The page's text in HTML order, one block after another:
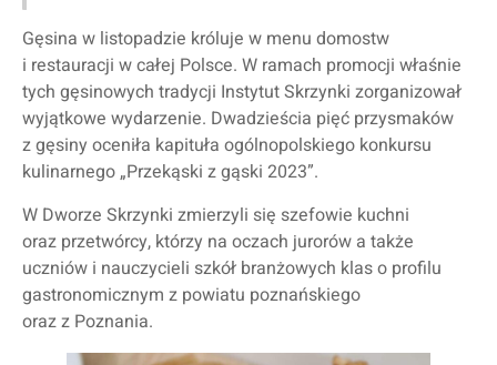
Gęsina w listopadzie króluje w menu domostw
i restauracji w całej Polsce. W ramach promocji właśnie
tych gęsinowych tradycji Instytut Skrzynki zorganizował
wyjątkowe wydarzenie. Dwadzieścia pięć przysmaków
z gęsiny oceniła kapituła ogólnopolskiego konkursu
kulinarnego „Przekąski z gąski 2023”.
W Dworze Skrzynki zmierzyli się szefowie kuchni
oraz przetwórcy, którzy na oczach jurorów a także
uczniów i nauczycieli szkół branżowych klas o profilu
gastronomicznym z powiatu poznańskiego
oraz z Poznania.